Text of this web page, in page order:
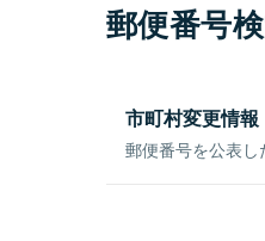
郵便番号
市町村変更情報
郵便番号を公表し